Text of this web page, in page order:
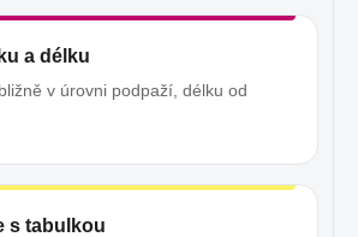
a délku
v úrovni podpaží, délku od
s tabulkou